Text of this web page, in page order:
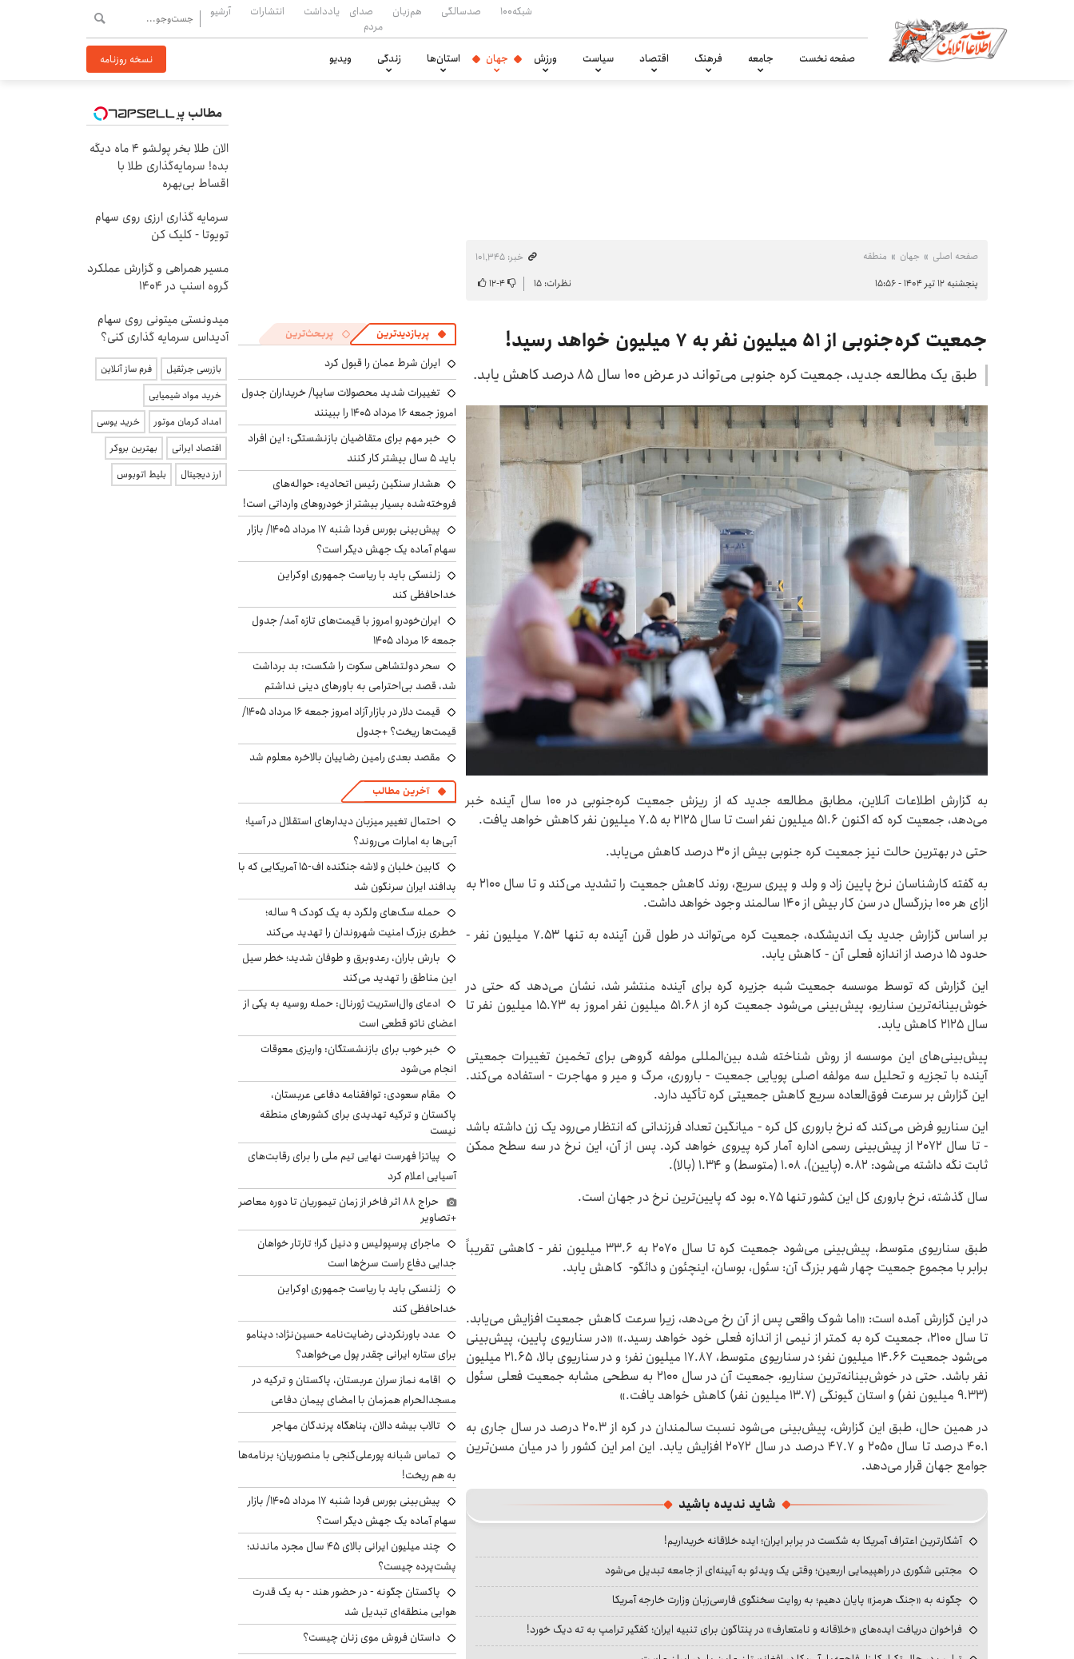
شبکه۱۰۰ صدسالگی هم‌زبان
صدای
مردم
یادداشت انتشارات آرشیو
صفحه نخست جامعه فرهنگ اقتصاد سیاست ورزش جهان استان‌ها زندگی ویدیو نسخه روزنامه
صفحه اصلی جهان منطقه
خبر: ۱۰۱٬۳۴۵
پنجشنبه ۱۲ تیر ۱۴۰۴ - ۱۵:۵۶
نظرات: ۱۵ ۴-۱۲
جمعیت کره‌جنوبی از ۵۱ میلیون نفر به ۷ میلیون خواهد رسید!
طبق یک مطالعه جدید، جمعیت کره جنوبی می‌تواند در عرض ۱۰۰ سال ۸۵ درصد کاهش یابد.
به گزارش اطلاعات آنلاین، مطابق مطالعه جدید که از ریزش جمعیت کره‌جنوبی در ۱۰۰ سال آینده خبر
می‌دهد، جمعیت کره که اکنون ۵۱.۶ میلیون نفر است تا سال ۲۱۲۵ به ۷.۵ میلیون نفر کاهش خواهد یافت.
حتی در بهترین حالت نیز جمعیت کره جنوبی بیش از ۳۰ درصد کاهش می‌یابد.
به گفته کارشناسان نرخ پایین زاد و ولد و پیری سریع، روند کاهش جمعیت را تشدید می‌کند و تا سال ۲۱۰۰ به
ازای هر ۱۰۰ بزرگسال در سن کار بیش از ۱۴۰ سالمند وجود خواهد داشت.
بر اساس گزارش جدید یک اندیشکده، جمعیت کره می‌تواند در طول قرن آینده به تنها ۷.۵۳ میلیون نفر -
حدود ۱۵ درصد از اندازه فعلی آن - کاهش یابد.
این گزارش که توسط موسسه جمعیت شبه جزیره کره برای آینده منتشر شد، نشان می‌دهد که حتی در
خوش‌بینانه‌ترین سناریو، پیش‌بینی می‌شود جمعیت کره از ۵۱.۶۸ میلیون نفر امروز به ۱۵.۷۳ میلیون نفر تا
سال ۲۱۲۵ کاهش یابد.
پیش‌بینی‌های این موسسه از روش شناخته شده بین‌المللی مولفه گروهی برای تخمین تغییرات جمعیتی
آینده با تجزیه و تحلیل سه مولفه اصلی پویایی جمعیت - باروری، مرگ و میر و مهاجرت - استفاده می‌کند.
این گزارش بر سرعت فوق‌العاده سریع کاهش جمعیتی کره تأکید دارد.
این سناریو فرض می‌کند که نرخ باروری کل کره - میانگین تعداد فرزندانی که انتظار می‌رود یک زن داشته باشد
- تا سال ۲۰۷۲ از پیش‌بینی رسمی اداره آمار کره پیروی خواهد کرد. پس از آن، این نرخ در سه سطح ممکن
ثابت نگه داشته می‌شود: ۰.۸۲ (پایین)، ۱.۰۸ (متوسط) و ۱.۳۴ (بالا).
سال گذشته، نرخ باروری کل این کشور تنها ۰.۷۵ بود که پایین‌ترین نرخ در جهان است.
طبق سناریوی متوسط، پیش‌بینی می‌شود جمعیت کره تا سال ۲۰۷۰ به ۳۳.۶ میلیون نفر - کاهشی تقریباً
برابر با مجموع جمعیت چهار شهر بزرگ آن: سئول، بوسان، اینچئون و دائگو- کاهش یابد.
در این گزارش آمده است: «اما شوک واقعی پس از آن رخ می‌دهد، زیرا سرعت کاهش جمعیت افزایش می‌یابد.
تا سال ۲۱۰۰، جمعیت کره به کمتر از نیمی از اندازه فعلی خود خواهد رسید.» «در سناریوی پایین، پیش‌بینی
می‌شود جمعیت ۱۴.۶۶ میلیون نفر؛ در سناریوی متوسط، ۱۷.۸۷ میلیون نفر؛ و در سناریوی بالا، ۲۱.۶۵ میلیون
نفر باشد. حتی در خوش‌بینانه‌ترین سناریو، جمعیت آن در سال ۲۱۰۰ به سطحی مشابه جمعیت فعلی سئول
(۹.۳۳ میلیون نفر) و استان گیونگی (۱۳.۷ میلیون نفر) کاهش خواهد یافت.»
در همین حال، طبق این گزارش، پیش‌بینی می‌شود نسبت سالمندان در کره از ۲۰.۳ درصد در سال جاری به
۴۰.۱ درصد تا سال ۲۰۵۰ و ۴۷.۷ درصد در سال ۲۰۷۲ افزایش یابد. این امر این کشور را در میان مسن‌ترین
جوامع جهان قرار می‌دهد.
شاید ندیده باشید
آشکارترین اعتراف آمریکا به شکست در برابر ایران؛ ایده خلاقانه خریداریم!
مجتبی شکوری در راهپیمایی اربعین؛ وقتی یک ویدئو به آیینه‌ای از جامعه تبدیل می‌شود
چگونه به «جنگ هرمز» پایان دهیم؛ به روایت سخنگوی فارسی‌زبان وزارت خارجه آمریکا
فراخوان دریافت ایده‌های «خلاقانه و نامتعارف» در پنتاگون برای تنبیه ایران؛ کفگیر ترامپ به ته دیگ خورد!
پربازدیدترین پربحث‌ترین
ایران شرط عمان را قبول کرد
تغییرات شدید محصولات سایپا/ خریداران جدول
امروز جمعه ۱۶ مرداد ۱۴۰۵ را ببینند
خبر مهم برای متقاضیان بازنشستگی: این افراد
باید ۵ سال بیشتر کار کنند
هشدار سنگین رئیس اتحادیه: حواله‌های
فروخته‌شده بسیار بیشتر از خودروهای وارداتی است!
پیش‌بینی بورس فردا شنبه ۱۷ مرداد ۱۴۰۵/ بازار
سهام آماده یک جهش دیگر است؟
زلنسکی باید با ریاست جمهوری اوکراین
خداحافظی کند
ایران‌خودرو امروز با قیمت‌های تازه آمد/ جدول
جمعه ۱۶ مرداد ۱۴۰۵
سحر دولتشاهی سکوت را شکست: بد برداشت
شد، قصد بی‌احترامی به باورهای دینی نداشتم
قیمت دلار در بازار آزاد امروز جمعه ۱۶ مرداد ۱۴۰۵/
قیمت‌ها ریخت؟ +جدول
مقصد بعدی رامین رضاییان بالاخره معلوم شد
آخرین مطالب
احتمال تغییر میزبان دیدارهای استقلال در آسیا؛
آبی‌ها به امارات می‌روند؟
کابین خلبان و لاشه جنگنده اف-۱۵ آمریکایی که با
پدافند ایران سرنگون شد
حمله سگ‌های ولگرد به یک کودک ۹ ساله؛
خطری بزرگ امنیت شهروندان را تهدید می‌کند
بارش باران، رعدوبرق و طوفان شدید؛ خطر سیل
این مناطق را تهدید می‌کند
ادعای وال‌استریت ژورنال: حمله روسیه به یکی از
اعضای ناتو قطعی است
خبر خوب برای بازنشستگان: واریزی معوقات
انجام می‌شود
مقام سعودی: توافقنامه دفاعی عربستان،
پاکستان و ترکیه تهدیدی برای کشورهای منطقه
نیست
پیاتزا فهرست نهایی تیم ملی را برای رقابت‌های
آسیایی اعلام کرد
حراج ۸۸ اثر فاخر از زمان تیموریان تا دوره معاصر
+تصاویر
ماجرای پرسپولیس و دنیل گرا؛ تارتار خواهان
جدایی دفاع راست سرخ‌ها است
زلنسکی باید با ریاست جمهوری اوکراین
خداحافظی کند
عدد باورنکردنی رضایت‌نامه حسین‌نژاد؛ دینامو
برای ستاره ایرانی چقدر پول می‌خواهد؟
اقامه نماز سران عربستان، پاکستان و ترکیه در
مسجدالحرام همزمان با امضای پیمان دفاعی
تالاب بیشه دالان، پناهگاه پرندگان مهاجر
تماس شبانه پورعلی‌گنجی با منصوریان؛ برنامه‌ها
به هم ریخت!
پیش‌بینی بورس فردا شنبه ۱۷ مرداد ۱۴۰۵/ بازار
سهام آماده یک جهش دیگر است؟
چند میلیون ایرانی بالای ۴۵ سال مجرد ماندند؛
پشت‌پرده چیست؟
پاکستان چگونه - در حضور هند - به یک قدرت
هوایی منطقه‌ای تبدیل شد
داستان فروش موی زنان چیست؟
مطالب پیشنهادی
الان طلا بخر پولشو 4 ماه دیگه
بده! سرمایه‌گذاری طلا با
اقساط بی‌بهره
سرمایه گذاری ارزی روی سهام
تویوتا - کلیک کن
مسیر همراهی و گزارش عملکرد
گروه اسنپ در ۱۴۰۴
میدونستی میتونی روی سهام
آدیداس سرمایه گذاری کنی؟
بازرسی جرثقیل
فرم ساز آنلاین
خرید مواد شیمیایی
امداد کرمان موتور
خرید یوسی
اقتصاد ایرانی
بهترین بروکر
ارز دیجیتال
بلیط اتوبوس